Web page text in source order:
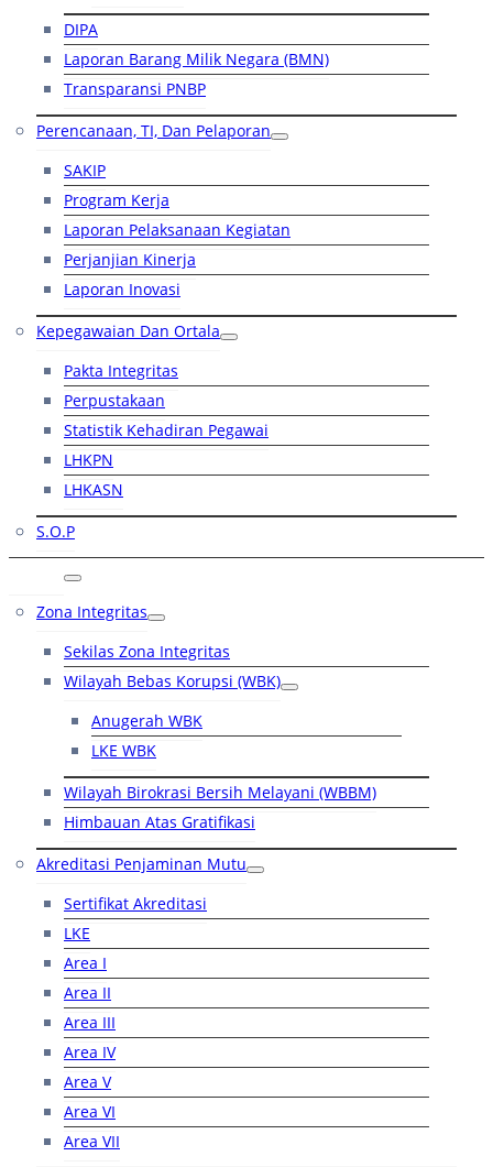
DIPA
Laporan Barang Milik Negara (BMN)
Transparansi PNBP
Perencanaan, TI, Dan Pelaporan
SAKIP
Program Kerja
Laporan Pelaksanaan Kegiatan
Perjanjian Kinerja
Laporan Inovasi
Kepegawaian Dan Ortala
Pakta Integritas
Perpustakaan
Statistik Kehadiran Pegawai
LHKPN
LHKASN
S.O.P
Zona Integritas
Sekilas Zona Integritas
Wilayah Bebas Korupsi (WBK)
Anugerah WBK
LKE WBK
Wilayah Birokrasi Bersih Melayani (WBBM)
Himbauan Atas Gratifikasi
Akreditasi Penjaminan Mutu
Sertifikat Akreditasi
LKE
Area I
Area II
Area III
Area IV
Area V
Area VI
Area VII